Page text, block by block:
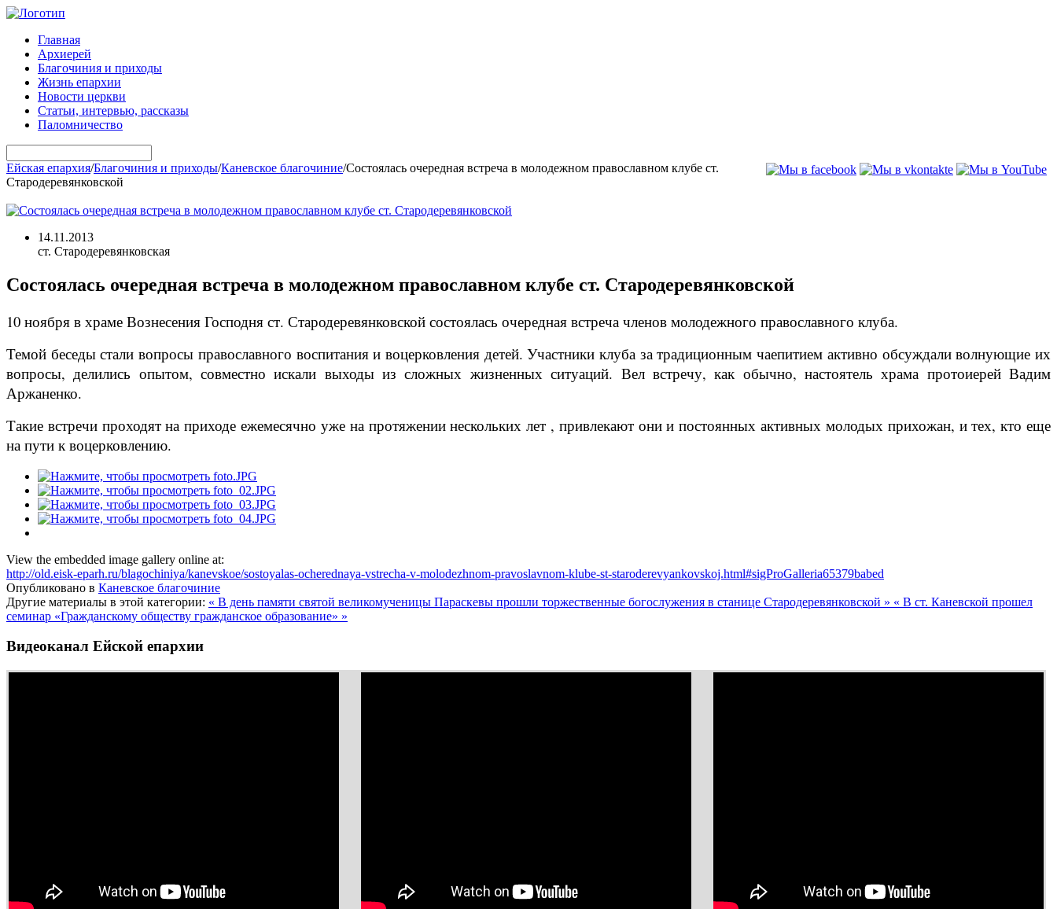
Главная
Архиерей
Благочиния и приходы
Жизнь епархии
Новости церкви
Статьи, интервью, рассказы
Паломничество
Ейская епархия/Благочиния и приходы/Каневское благочиние/Состоялась очередная встреча в молодежном православном клубе ст.
Стародеревянковской
14.11.2013
ст. Стародеревянковская
Состоялась очередная встреча в молодежном православном клубе ст. Стародеревянковской
10 ноября в храме Вознесения Господня ст. Стародеревянковской состоялась очередная встреча членов молодежного православного клуба.
Темой беседы стали вопросы православного воспитания и воцерковления детей. Участники клуба за традиционным чаепитием активно обсуждали волнующие их
вопросы, делились опытом, совместно искали выходы из сложных жизненных ситуаций. Вел встречу, как обычно, настоятель храма протоиерей Вадим
Аржаненко.
Такие встречи проходят на приходе ежемесячно уже на протяжении нескольких лет , привлекают они и постоянных активных молодых прихожан, и тех, кто еще
на пути к воцерковлению.
View the embedded image gallery online at:
http://old.eisk-eparh.ru/blagochiniya/kanevskoe/sostoyalas-ocherednaya-vstrecha-v-molodezhnom-pravoslavnom-klube-st-staroderevyankovskoj.html#sigProGalleria65379babed
Опубликовано в Каневское благочиние
Другие материалы в этой категории: « В день памяти святой великомученицы Параскевы прошли торжественные богослужения в станице Стародеревянковской » « В ст. Каневской прошел
семинар «Гражданскому обществу гражданское образование» »
Видеоканал Ейской епархии